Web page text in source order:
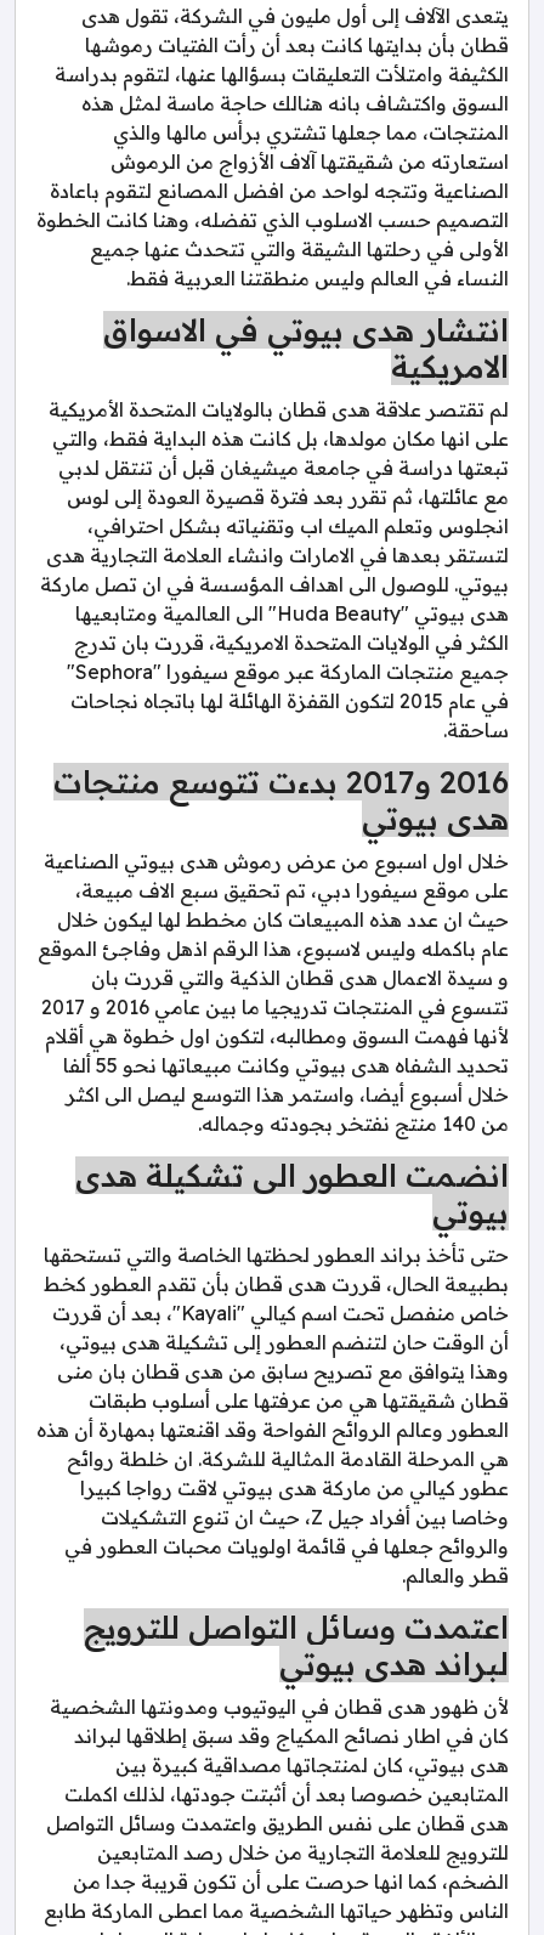
يتعدى الآلاف إلى أول مليون في الشركة، تقول هدى
قطان بأن بدايتها كانت بعد أن رأت الفتيات رموشها
الكثيفة وامتلأت التعليقات بسؤالها عنها، لتقوم بدراسة
السوق واكتشاف بانه هنالك حاجة ماسة لمثل هذه
المنتجات، مما جعلها تشتري برأس مالها والذي
استعارته من شقيقتها آلاف الأزواج من الرموش
الصناعية وتتجه لواحد من افضل المصانع لتقوم باعادة
التصميم حسب الاسلوب الذي تفضله، وهنا كانت الخطوة
الأولى في رحلتها الشيقة والتي تتحدث عنها جميع
النساء في العالم وليس منطقتنا العربية فقط.
انتشار هدى بيوتي في الاسواق
الامريكية
لم تقتصر علاقة هدى قطان بالولايات المتحدة الأمريكية
على انها مكان مولدها، بل كانت هذه البداية فقط، والتي
تبعتها دراسة في جامعة ميشيغان قبل أن تنتقل لدبي
مع عائلتها، ثم تقرر بعد فترة قصيرة العودة إلى لوس
انجلوس وتعلم الميك اب وتقنياته بشكل احترافي،
لتستقر بعدها في الامارات وانشاء العلامة التجارية هدى
بيوتي. للوصول الى اهداف المؤسسة في ان تصل ماركة
هدى بيوتي "Huda Beauty" الى العالمية ومتابعيها
الكثر في الولايات المتحدة الامريكية، قررت بان تدرج
جميع منتجات الماركة عبر موقع سيفورا "Sephora"
في عام 2015 لتكون القفزة الهائلة لها باتجاه نجاحات
ساحقة.
2016 و2017 بدءت تتوسع منتجات
هدى بيوتي
خلال اول اسبوع من عرض رموش هدى بيوتي الصناعية
على موقع سيفورا دبي، تم تحقيق سبع الاف مبيعة،
حيث ان عدد هذه المبيعات كان مخطط لها ليكون خلال
عام باكمله وليس لاسبوع، هذا الرقم اذهل وفاجئ الموقع
و سيدة الاعمال هدى قطان الذكية والتي قررت بان
تتسوع في المنتجات تدريجيا ما بين عامي 2016 و 2017
لأنها فهمت السوق ومطالبه، لتكون اول خطوة هي أقلام
تحديد الشفاه هدى بيوتي وكانت مبيعاتها نحو 55 ألفا
خلال أسبوع أيضا، واستمر هذا التوسع ليصل الى اكثر
من 140 منتج نفتخر بجودته وجماله.
انضمت العطور الى تشكيلة هدى
بيوتي
حتى تأخذ براند العطور لحظتها الخاصة والتي تستحقها
بطبيعة الحال، قررت هدى قطان بأن تقدم العطور كخط
خاص منفصل تحت اسم كيالي "Kayali"، بعد أن قررت
أن الوقت حان لتنضم العطور إلى تشكيلة هدى بيوتي،
وهذا يتوافق مع تصريح سابق من هدى قطان بان منى
قطان شقيقتها هي من عرفتها على أسلوب طبقات
العطور وعالم الروائح الفواحة وقد اقنعتها بمهارة أن هذه
هي المرحلة القادمة المثالية للشركة. ان خلطة روائح
عطور كيالي من ماركة هدى بيوتي لاقت رواجا كبيرا
وخاصا بين أفراد جيل Z، حيث ان تنوع التشكيلات
والروائح جعلها في قائمة اولويات محبات العطور في
قطر والعالم.
اعتمدت وسائل التواصل للترويج
لبراند هدى بيوتي
لأن ظهور هدى قطان في اليوتيوب ومدونتها الشخصية
كان في اطار نصائح المكياج وقد سبق إطلاقها لبراند
هدى بيوتي، كان لمنتجاتها مصداقية كبيرة بين
المتابعين خصوصا بعد أن أثبتت جودتها، لذلك اكملت
هدى قطان على نفس الطريق واعتمدت وسائل التواصل
للترويج للعلامة التجارية من خلال رصد المتابعين
الضخم، كما انها حرصت على أن تكون قريبة جدا من
الناس وتظهر حياتها الشخصية مما اعطى الماركة طابع